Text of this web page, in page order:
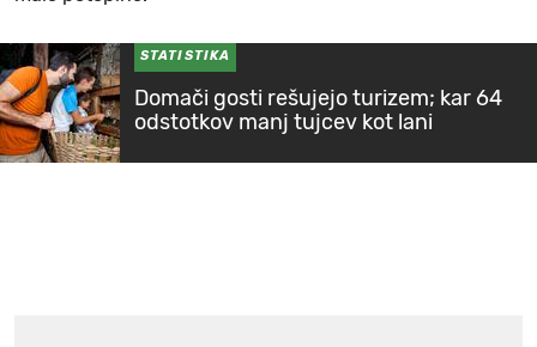
STATISTIKA
Domači gosti rešujejo turizem; kar 64
odstotkov manj tujcev kot lani